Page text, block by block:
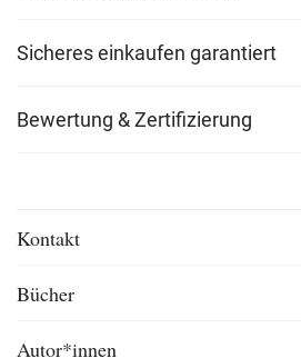
Sicheres einkaufen garantiert
Bewertung & Zertifizierung
Kontakt
Bücher
Autor*innen